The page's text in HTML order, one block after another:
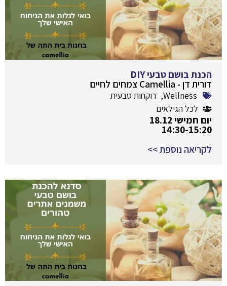
הכנת בושם טבעי DIY
דורית דן - Camellia צמחים לחיים
Wellness
, רוקחות טבעית
לכל הגילאים
יום חמישי 18.12
14:30-15:20
לקריאה נוספת >>